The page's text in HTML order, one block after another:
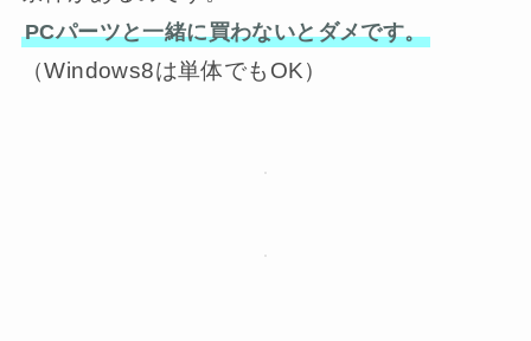
PCパーツと一緒に買わないとダメです。
（Windows8は単体でもOK）